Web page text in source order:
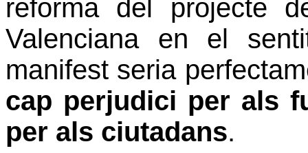
reforma del projecte
Valenciana en el
manifest seria
cap perjudici per als
per als ciutadans.